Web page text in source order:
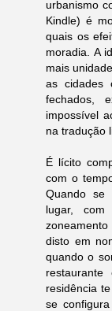
urbanismo
Kindle) é
quais os
moradia. A
mais
as cidades
fechados,
impossível
na tradução
É lícito
com o
Quando se
lugar, com
disto em
quando o
residência
se